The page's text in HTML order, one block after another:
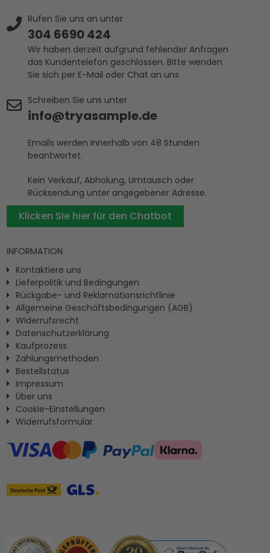
Rufen Sie uns an unter
304 6690 424
Wir haben derzeit aufgrund fehlender Anfragen
das Kundentelefon geschlossen. Bitte wenden
Sie sich per E-Mail oder Chat an uns
Schreiben Sie uns unter
info@tryasample.de
Emails werden innerhalb von 48 Stunden
beantwortet.
Kein Verkauf, Abholung, Umtausch oder
Rücksendung unter angegebener Adresse.
Klicken Sie hier für den Chatbot
INFORMATION
Kontaktiere uns
Lieferpolitik und Bedingungen
Rückgabe- und Reklamationsrichtlinie
Allgemeine Geschäftsbedingungen (AGB)
Widerrufsrecht
Datenschutzerklärung
Kaufprozess
Zahlungsmethoden
Bestellstatus
Impressum
Ûber uns
Cookie-Einstellungen
Widerrufsformular